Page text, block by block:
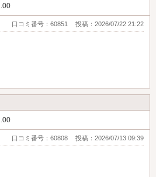
星のうち5
口コミ番号：60851 投稿：2026/07/22 21:22
星のうち5
口コミ番号：60808 投稿：2026/07/13 09:39